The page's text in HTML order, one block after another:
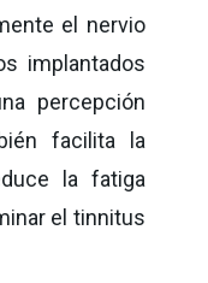
el nervio
implantados
percepción
facilita la
la fatiga
el tinnitus